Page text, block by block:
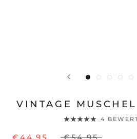
VINTAGE
4